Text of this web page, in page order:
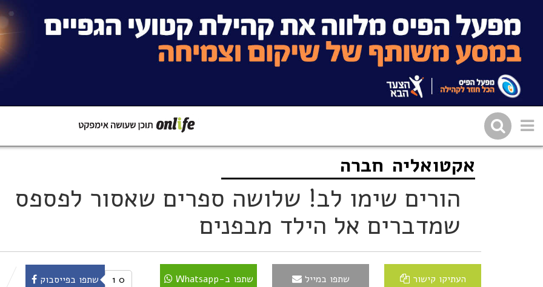
שתפו בפייסבוק
אקטואליה חברה
הורים שימו לב! שלושה ספרים שאסור לפספס
שמדברים אל הילד מבפנים
העתיקו קישור שתפו במייל שתפו ב-Whatsapp 0 שתפו בפייסבוק